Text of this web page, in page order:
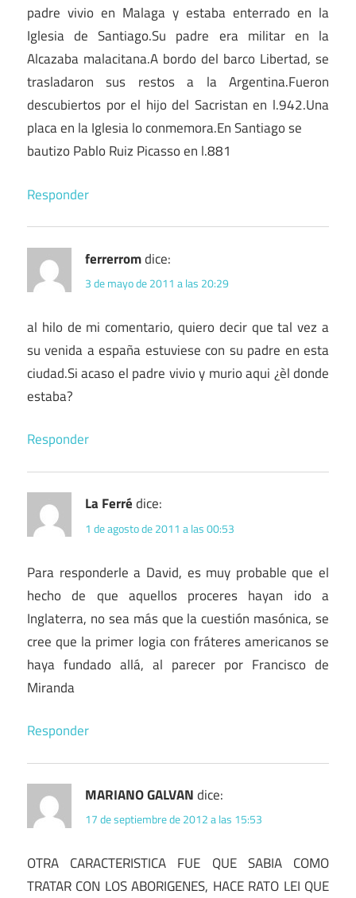
padre vivio en Malaga y estaba enterrado en la
Iglesia de Santiago.Su padre era militar en la
Alcazaba malacitana.A bordo del barco Libertad, se
trasladaron sus restos a la Argentina.Fueron
descubiertos por el hijo del Sacristan en l.942.Una
placa en la Iglesia lo conmemora.En Santiago se
bautizo Pablo Ruiz Picasso en l.881
Responder
ferrerromdice:
3 de mayo de 2011 a las 20:29
al hilo de mi comentario, quiero decir que tal vez a
su venida a españa estuviese con su padre en esta
ciudad.Si acaso el padre vivio y murio aqui ¿èl donde
estaba?
Responder
La Ferrédice:
1 de agosto de 2011 a las 00:53
Para responderle a David, es muy probable que el
hecho de que aquellos proceres hayan ido a
Inglaterra, no sea más que la cuestión masónica, se
cree que la primer logia con fráteres americanos se
haya fundado allá, al parecer por Francisco de
Miranda
Responder
MARIANO GALVANdice:
17 de septiembre de 2012 a las 15:53
OTRA CARACTERISTICA FUE QUE SABIA COMO
TRATAR CON LOS ABORIGENES, HACE RATO LEI QUE